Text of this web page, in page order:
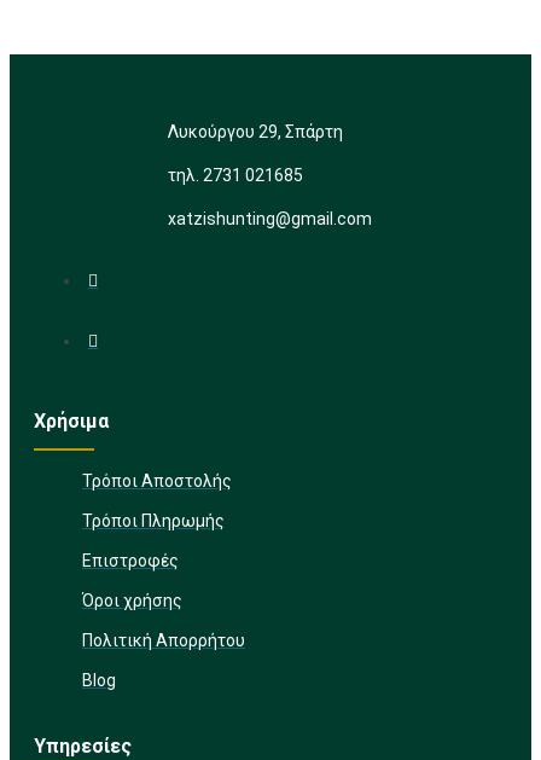
Λυκούργου 29, Σπάρτη
τηλ. 2731 021685
xatzishunting@gmail.com
Χρήσιμα
Τρόποι Αποστολής
Τρόποι Πληρωμής
Επιστροφές
Όροι χρήσης
Πολιτική Απορρήτου
Blog
Υπηρεσίες